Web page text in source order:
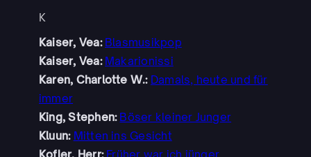
K
Kaiser, Vea: Blasmusikpop
Kaiser, Vea: Makarionissi
Karen, Charlotte W.: Damals, heute und für
immer
King, Stephen: Böser kleiner Junger
Kluun: Mitten ins Gesicht